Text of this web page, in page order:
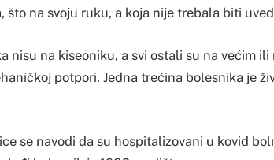
što na svoju ruku, a koja nije trebala biti
nisu na kiseoniku, a svi ostali su na većim
potpori. Jedna trećina bolesnika je
se navodi da su hospitalizovani u kovid